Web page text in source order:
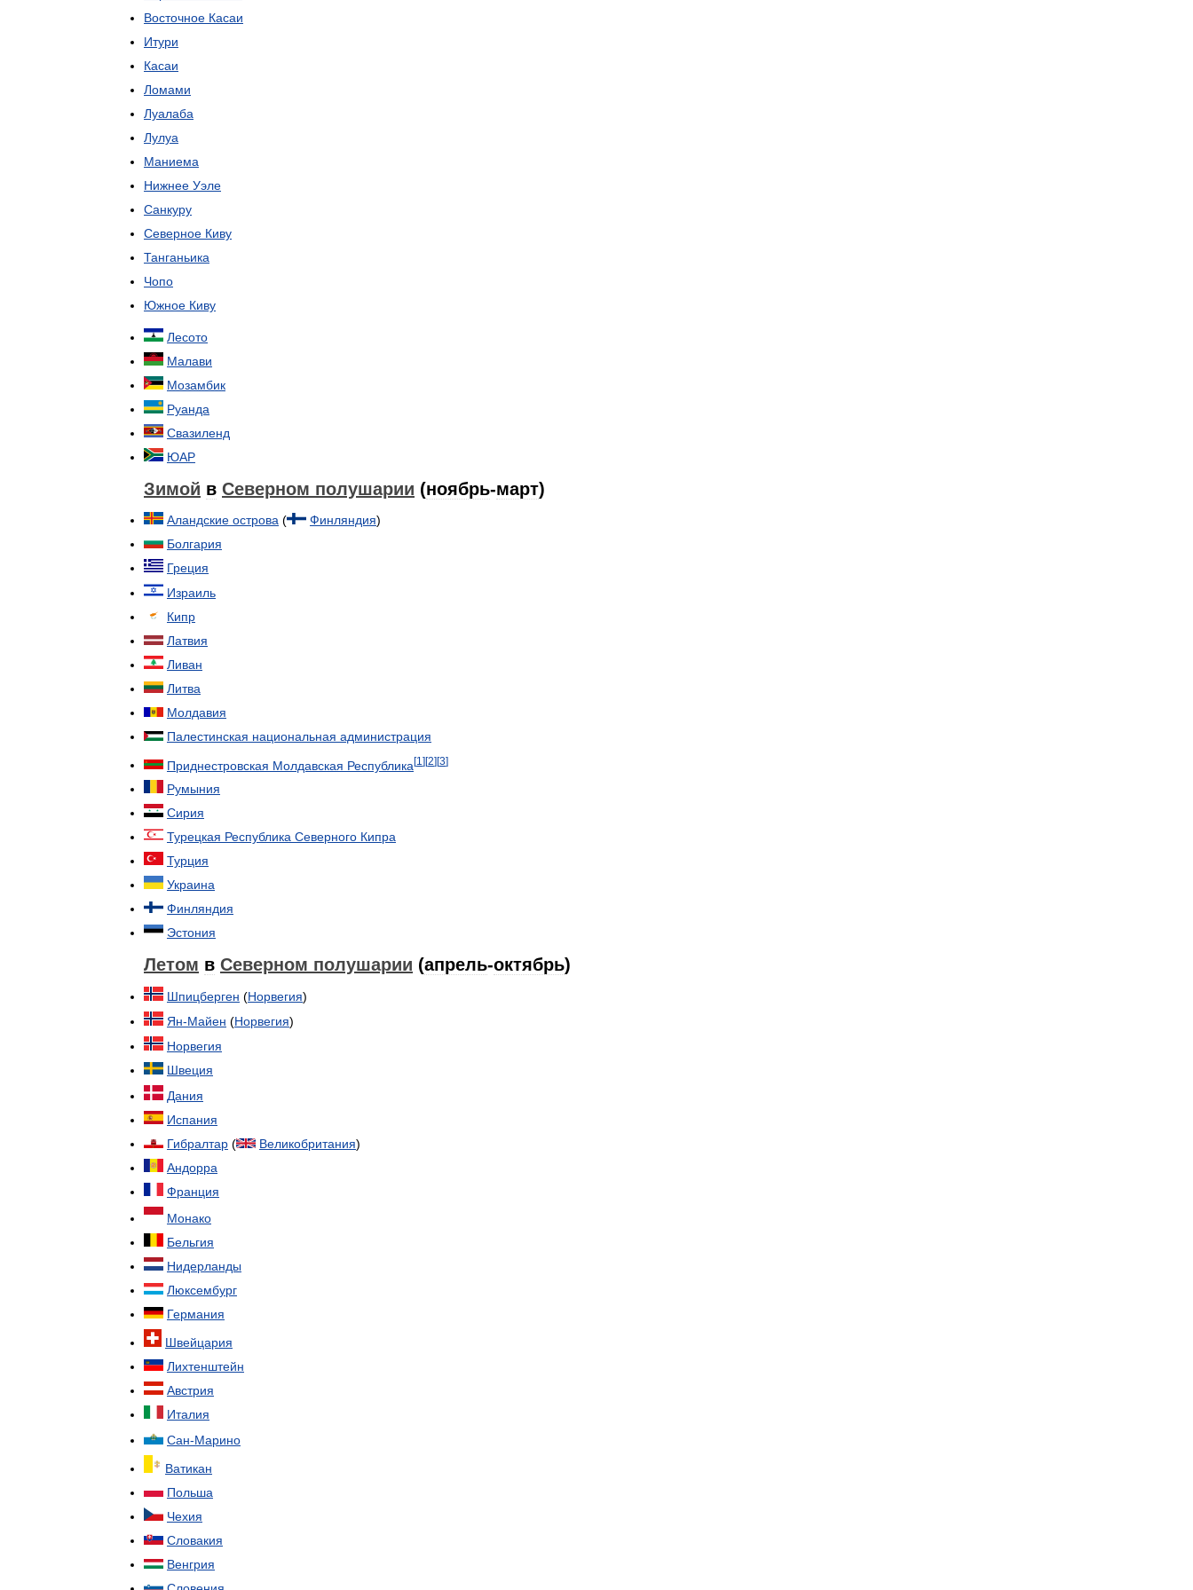
Восточное Касаи
Итури
Касаи
Ломами
Луалаба
Лулуа
Маниема
Нижнее Уэле
Санкуру
Северное Киву
Танганьика
Чопо
Южное Киву
Лесото
Малави
Мозамбик
Руанда
Свазиленд
ЮАР
Зимой в Северном полушарии (ноябрь-март)
Аландские острова ( Финляндия)
Болгария
Греция
Израиль
Кипр
Латвия
Ливан
Литва
Молдавия
Палестинская национальная администрация
Приднестровская Молдавская Республика[1 ][2][3]
Румыния
Сирия
Турецкая Республика Северного Кипра
Турция
Украина
Финляндия
Эстония
Летом в Северном полушарии (апрель-октябрь)
Шпицберген (Норвегия)
Ян-Майен (Норвегия)
Норвегия
Швеция
Дания
Испания
Гибралтар ( Великобритания)
Андорра
Франция
Монако
Бельгия
Нидерланды
Люксембург
Германия
Швейцария
Лихтенштейн
Австрия
Италия
Сан-Марино
Ватикан
Польша
Чехия
Словакия
Венгрия